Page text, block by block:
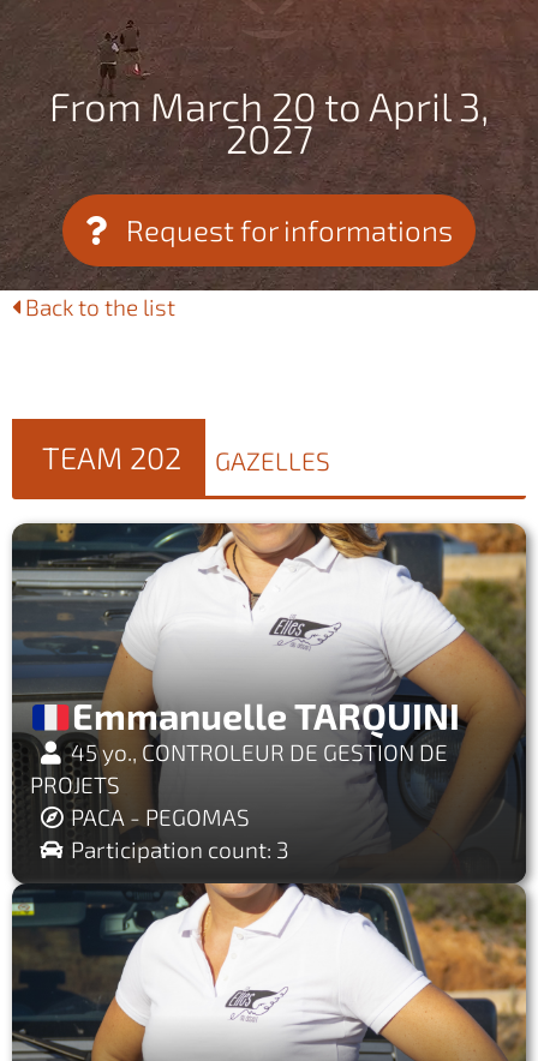
From March 20 to April 3,
2027
Request for informations
Back to the list
TEAM 202 GAZELLES
Emmanuelle TARQUINI
45 yo., CONTROLEUR DE GESTION DE
PROJETS
PACA - PEGOMAS
Participation count: 3